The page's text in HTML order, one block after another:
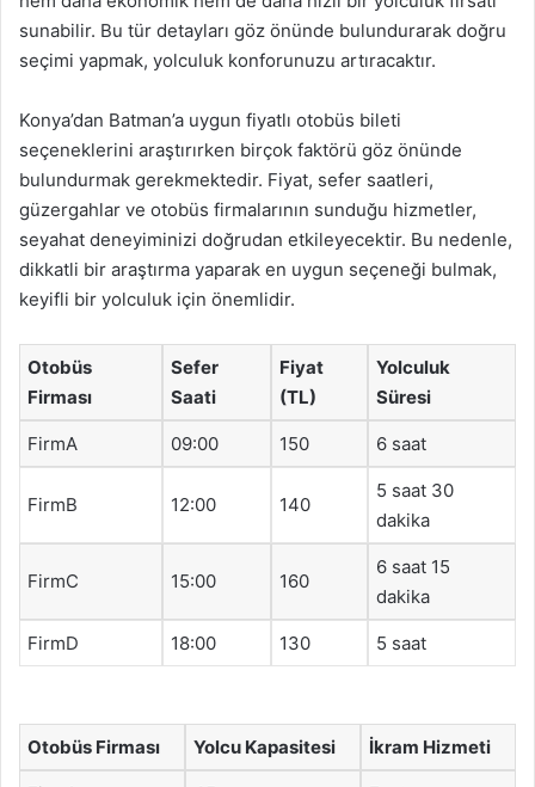
sunabilir. Bu tür detayları göz önünde bulundurarak doğru
seçimi yapmak, yolculuk konforunuzu artıracaktır.
Konya’dan Batman’a uygun fiyatlı otobüs bileti
seçeneklerini araştırırken birçok faktörü göz önünde
bulundurmak gerekmektedir. Fiyat, sefer saatleri,
güzergahlar ve otobüs firmalarının sunduğu hizmetler,
seyahat deneyiminizi doğrudan etkileyecektir. Bu nedenle,
dikkatli bir araştırma yaparak en uygun seçeneği bulmak,
keyifli bir yolculuk için önemlidir.
Otobüs
Firması
Sefer
Saati
Fiyat
(TL)
Yolculuk
Süresi
FirmA 09:00 150 6 saat
FirmB 12:00 140
5 saat 30
dakika
FirmC 15:00 160
6 saat 15
dakika
FirmD 18:00 130 5 saat
Otobüs Firması Yolcu Kapasitesi İkram Hizmeti